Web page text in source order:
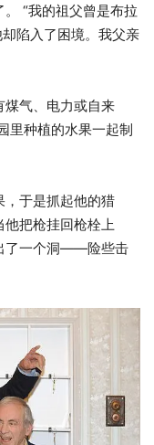
“我的祖父曾是布拉
陷入了困境。我父亲
煤气、电力或自来
里种植的水果一起制
，于是抓起他的猎
他把枪挂回枪栓上
了一个洞——险些击